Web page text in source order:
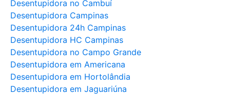
Desentupidora no Cambuí
Desentupidora Campinas
Desentupidora 24h Campinas
Desentupidora HC Campinas
Desentupidora no Campo Grande
Desentupidora em Americana
Desentupidora em Hortolândia
Desentupidora em Jaguariúna